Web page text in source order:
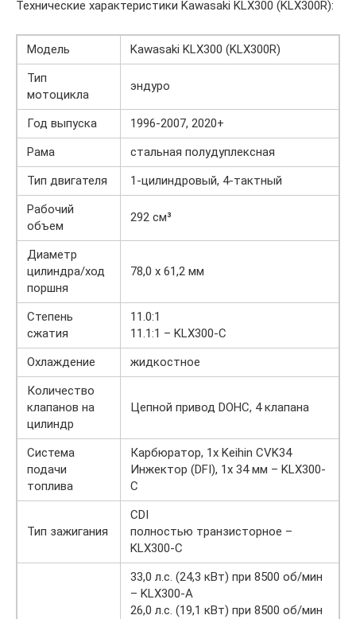
Технические характеристики Kawasaki KLX300 (KLX300R):
Модель
Kawasaki KLX300 (KLX300R)
Тип
мотоцикла
эндуро
Год выпуска
1996-2007, 2020+
Рама
стальная полудуплексная
Тип двигателя
1-цилиндровый, 4-тактный
Рабочий
объем
292 см³
Диаметр
цилиндра/ход
поршня
78,0 x 61,2 мм
Степень
сжатия
11.0:1
11.1:1 – KLX300-C
Охлаждение
жидкостное
Количество
клапанов на
цилиндр
Цепной привод DOHC, 4 клапана
Система
подачи
топлива
Карбюратор, 1x Keihin CVK34
Инжектор (DFI), 1x 34 мм – KLX300-
C
Тип зажигания
CDI
полностью транзисторное –
KLX300-C
33,0 л.с. (24,3 кВт) при 8500 об/мин
– KLX300-A
26,0 л.с. (19,1 кВт) при 8500 об/мин